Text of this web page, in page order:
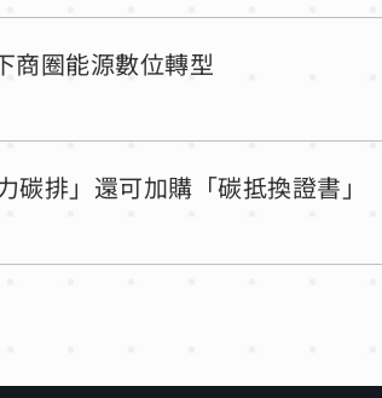
商圈能源數位轉型
排」還可加購「碳抵換證書」